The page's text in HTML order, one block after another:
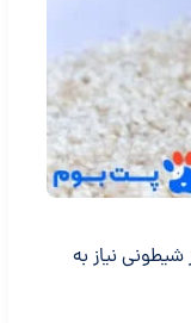
نیاز به